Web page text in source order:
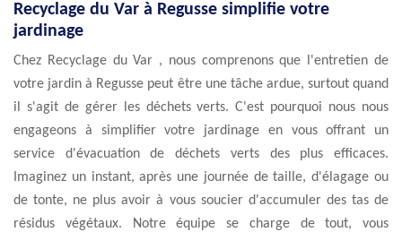
Recyclage du Var à Regusse simplifie votre
jardinage
Chez Recyclage du Var , nous comprenons que l'entretien de
votre jardin à Regusse peut être une tâche ardue, surtout quand
il s'agit de gérer les déchets verts. C'est pourquoi nous nous
engageons à simplifier votre jardinage en vous offrant un
service d'évacuation de déchets verts des plus efficaces.
Imaginez un instant, après une journée de taille, d'élagage ou
de tonte, ne plus avoir à vous soucier d'accumuler des tas de
résidus végétaux. Notre équipe se charge de tout, vous